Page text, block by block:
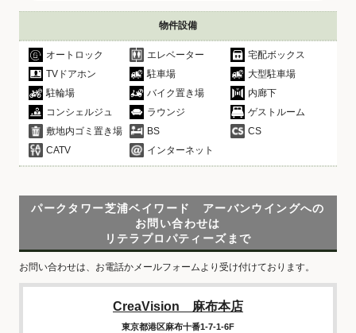
物件設備
オートロック エレベーター
宅配ボックス
TVドアホン
駐車場
大型駐車場
駐輪場
バイク置き場
内廊下
コンシェルジュ
ラウンジ
ゲストルーム
敷地内ゴミ置き場
BS
CS
CATV
インターネット
パークタワー芝浦ベイワード アーバンウイングへの
お問い合わせは
リテラプロパティーズまで
お問い合わせは、お電話かメールフォームより受け付けております。
CreaVision 麻布本店
東京都港区麻布十番1-7-1-6F